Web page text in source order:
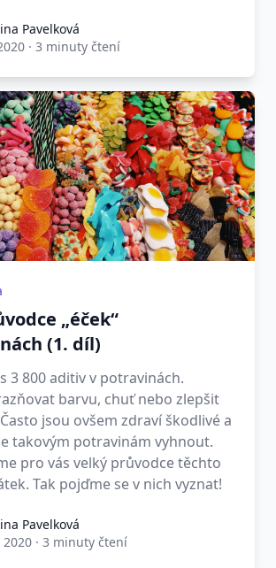
Pavelková
· 3 minuty čtení
„éček“
(1. díl)
3 800 aditiv v potravinách.
barvu, chuť nebo zlepšit
jsou ovšem zdraví škodlivé a
takovým potravinám vyhnout.
pro vás velký průvodce těchto
Tak pojďme se v nich vyznat!
Pavelková
2020 · 3 minuty čtení